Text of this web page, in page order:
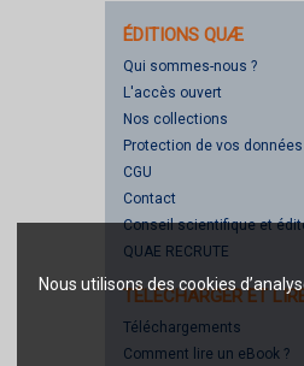
Nous utilisons des cookies
ÉDITIONS QUÆ
Qui sommes-nous ?
L'accès ouvert
Nos collections
Protection de vos
CGU
Contact
Conseil scientifique et
QUAE RECRUTE
TÉLÉCHARGER ET
Téléchargements
Comment lire un eBook ?